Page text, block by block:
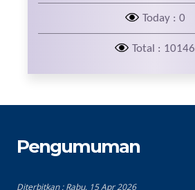
Today : 0
Total : 10146
Pengumuman
Diterbitkan :Rabu, 15 Apr 2026